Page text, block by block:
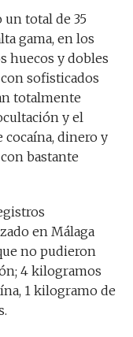
total de 35
gama, en los
huecos y dobles
sofisticados
totalmente
y el
cocaína, dinero y
bastante
en Málaga
no pudieron
4 kilogramos
1 kilogramo de